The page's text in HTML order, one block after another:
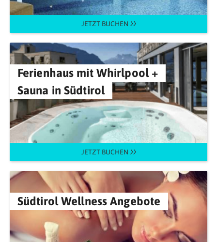
JETZT BUCHEN
Ferienhaus mit Whirlpool +
Sauna in Südtirol
JETZT BUCHEN
Südtirol Wellness Angebote